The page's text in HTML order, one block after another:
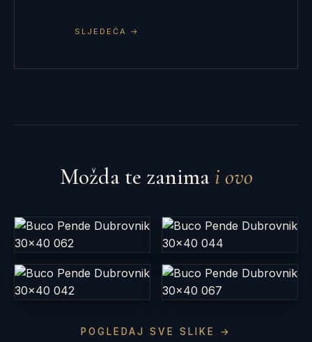
SLJEDEĆA →
Možda te zanima i ovo
POGLEDAJ SVE SLIKE →